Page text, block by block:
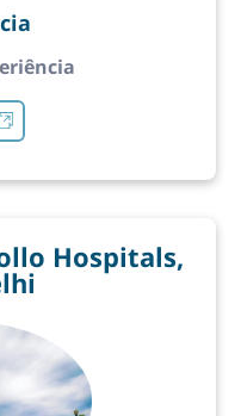
Hospitals,